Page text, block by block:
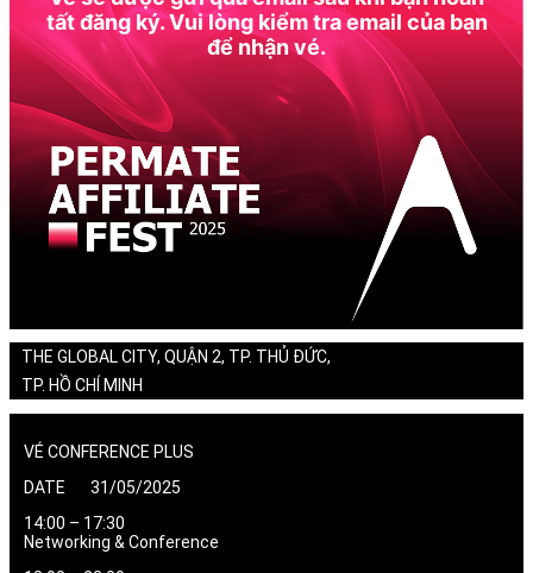
tất đăng ký. Vui lòng kiểm tra email của bạn
để nhận vé.
THE GLOBAL CITY, QUẬN 2, TP. THỦ ĐỨC,
TP. HỒ CHÍ MINH
VÉ CONFERENCE PLUS
DATE 31/05/2025
14:00 – 17:30
Networking & Conference